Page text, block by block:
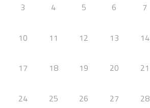
3 4 5 6 7
10 11 12 13 14
17 18 19 20 21
24 25 26 27 28